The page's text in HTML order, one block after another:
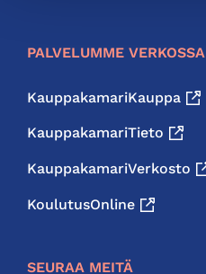
PALVELUMME VERKOSSA
KauppakamariKauppa
KauppakamariTieto
KauppakamariVerkosto
KoulutusOnline
SEURAA MEITÄ